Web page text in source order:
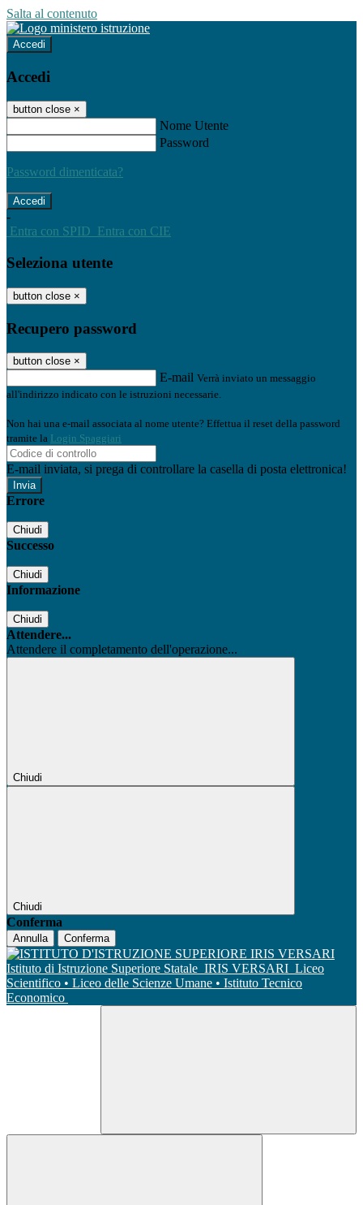
Salta al contenuto
Accedi
Accedi
button close ×
Nome Utente
Password
Password dimenticata?
-
Entra con SPID Entra con CIE
Seleziona utente
button close ×
Recupero password
button close ×
E-mail Verrà inviato un messaggio
all'indirizzo indicato con le istruzioni necessarie.
Non hai una e-mail associata al nome utente? Effettua il reset della password
tramite la Login Spaggiari
E-mail inviata, si prega di controllare la casella di posta elettronica!
Errore
Chiudi
Successo
Chiudi
Informazione
Chiudi
Attendere...
Attendere il completamento dell'operazione...
Chiudi
Chiudi
Conferma
Annulla Conferma
Istituto di Istruzione Superiore Statale IRIS VERSARI Liceo
Scientifico • Liceo delle Scienze Umane • Istituto Tecnico
Economico